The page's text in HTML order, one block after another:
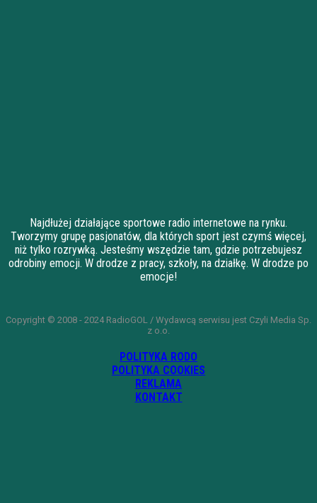
Najdłużej działające sportowe radio internetowe na rynku.
Tworzymy grupę pasjonatów, dla których sport jest czymś więcej,
niż tylko rozrywką. Jesteśmy wszędzie tam, gdzie potrzebujesz
odrobiny emocji. W drodze z pracy, szkoły, na działkę. W drodze po
emocje!
Copyright © 2008 - 2024 RadioGOL / Wydawcą serwisu jest Czyli Media Sp.
z o.o.
POLITYKA RODO
POLITYKA COOKIES
REKLAMA
KONTAKT